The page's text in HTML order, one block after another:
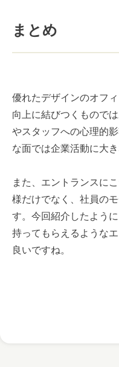
まとめ
優れたデザインのオフ
向上に結びつくもので
やスタッフへの心理的
な面では企業活動に大
また、エントランスに
様だけでなく、社員の
す。今回紹介したよう
持ってもらえるような
良いですね。